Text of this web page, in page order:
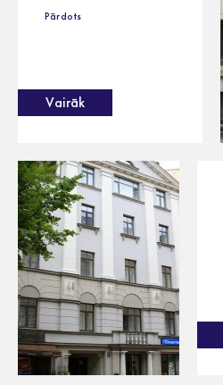
Pārdots
Vairāk